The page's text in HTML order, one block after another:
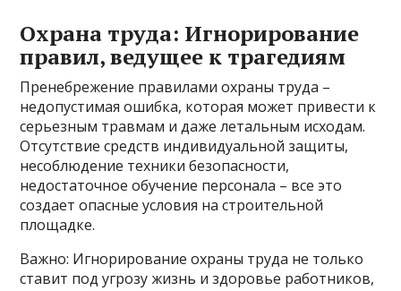
Охрана труда: Игнорирование
правил, ведущее к трагедиям
Пренебрежение правилами охраны труда –
недопустимая ошибка, которая может привести к
серьезным травмам и даже летальным исходам.
Отсутствие средств индивидуальной защиты,
несоблюдение техники безопасности,
недостаточное обучение персонала – все это
создает опасные условия на строительной
площадке.
Важно: Игнорирование охраны труда не только
ставит под угрозу жизнь и здоровье работников,